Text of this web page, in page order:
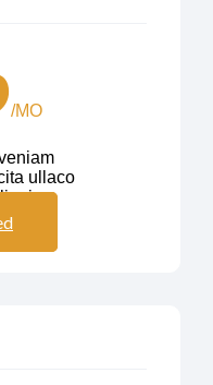
/MO
ullaco